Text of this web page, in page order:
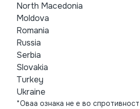
North Macedonia
Moldova
Romania
Russia
Serbia
Slovakia
Turkey
Ukraine
*Оваа ознака не е во